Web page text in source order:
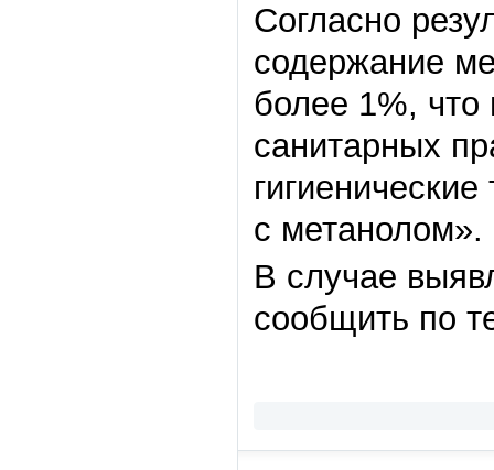
Согласно
содержание
более 1%, что
санитарных
с метанолом».
В случае
сообщить по